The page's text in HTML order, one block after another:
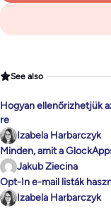
See also
Hogyan ellenőrizhetjük
re
Izabela Harbarczyk
Minden, amit a
Jakub Ziecina
Opt-In e-mail listák
Izabela Harbarczyk